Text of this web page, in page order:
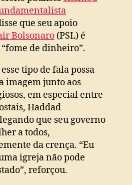
que seu apoio
Bolsonaro (PSL) é
de dinheiro”.
tipo de fala possa
imagem junto aos
em especial entre
Haddad
que seu governo
a todos,
da crença. “Eu
igreja não pode
reforçou.